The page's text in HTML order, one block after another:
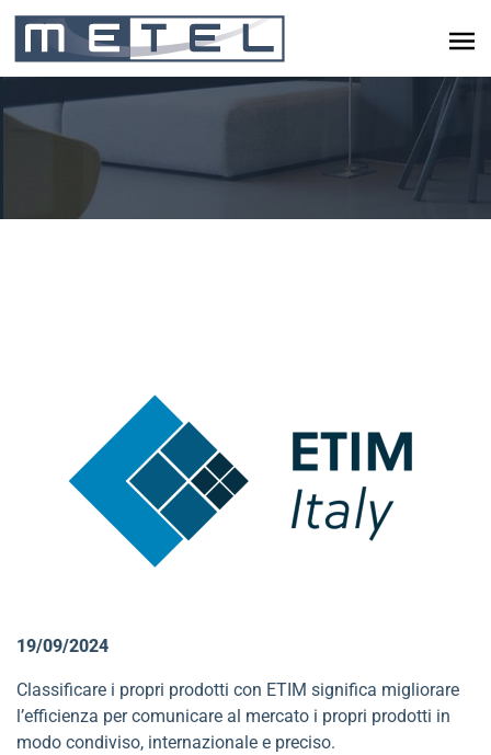
19/09/2024
Classificare i propri prodotti con ETIM significa migliorare
l’efficienza per comunicare al mercato i propri prodotti in
modo condiviso, internazionale e preciso.